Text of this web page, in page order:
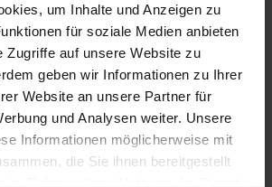
um Inhalte und Anzeigen zu
für soziale Medien anbieten
Zugriffe auf unsere Website zu
geben wir Informationen zu Ihrer
Website an unsere Partner für
und Analysen weiter. Unsere
Informationen möglicherweise mit
die Sie ihnen bereitgestellt
lose Ware
2026
2026
für Holzpellets in Deutschland
auf unsererPelletspreise-Seite
nachvollziehen.